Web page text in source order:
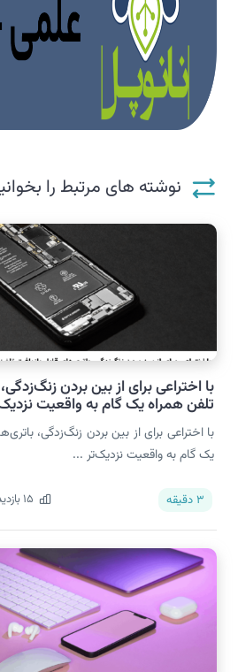
نوشته های مرتبط را
با اختراعی برای از بین بردن
تلفن همراه یک گام به واقعیت
با اختراعی برای از بین بردن زنگ‌زدگی،
یک گام به واقعیت نزدیک‌تر ...
3 دقیقه 15